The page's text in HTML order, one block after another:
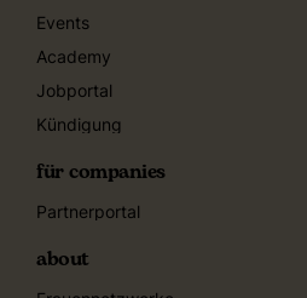
Events
Academy
Jobportal
Kündigung
für companies
Partnerportal
about